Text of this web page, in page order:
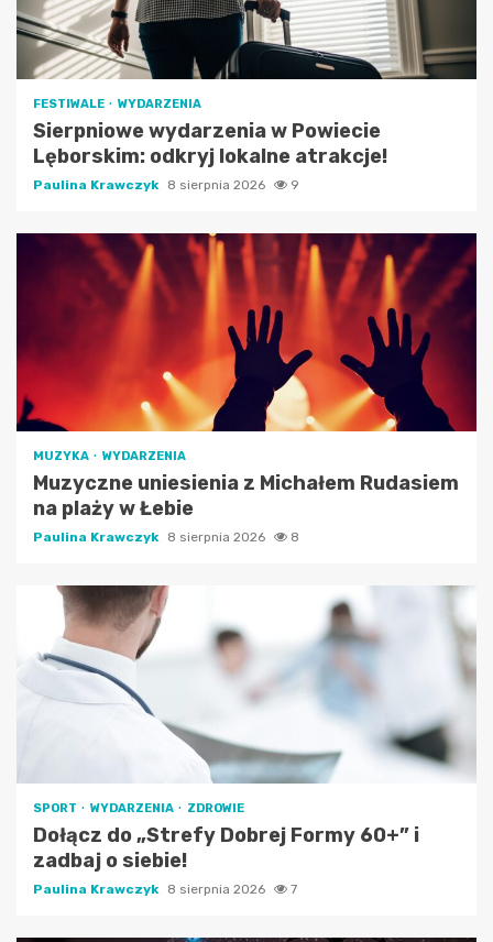
FESTIWALE WYDARZENIA
Sierpniowe wydarzenia w Powiecie
Lęborskim: odkryj lokalne atrakcje!
Paulina Krawczyk 8 sierpnia 2026 9
MUZYKA WYDARZENIA
Muzyczne uniesienia z Michałem Rudasiem
na plaży w Łebie
Paulina Krawczyk 8 sierpnia 2026 8
SPORT WYDARZENIA ZDROWIE
Dołącz do „Strefy Dobrej Formy 60+” i
zadbaj o siebie!
Paulina Krawczyk 8 sierpnia 2026 7